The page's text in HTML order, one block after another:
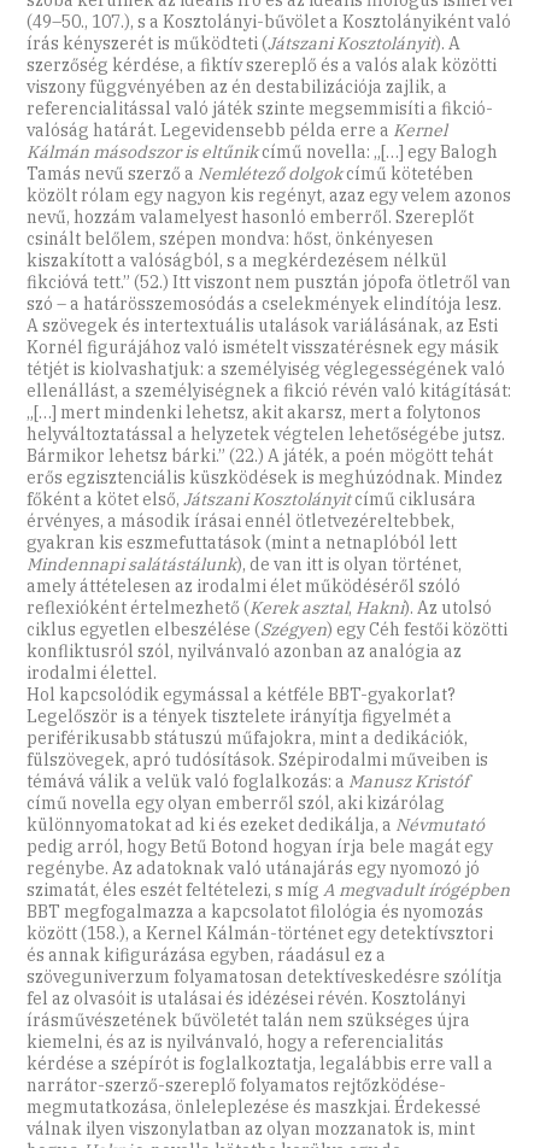
(49–50., 107.), s a Kosztolányi-bűvölet a Kosztolányiként való
írás kényszerét is működteti (Játszani Kosztolányit). A
szerzőség kérdése, a fiktív szereplő és a valós alak közötti
viszony függvényében az én destabilizációja zajlik, a
referencialitással való játék szinte megsemmisíti a fikció-
valóság határát. Legevidensebb példa erre a Kernel
Kálmán másodszor is eltűnikcímű novella: „[…] egy Balogh
Tamás nevű szerző a Nemlétező dolgokcímű kötetében
közölt rólam egy nagyon kis regényt, azaz egy velem azonos
nevű, hozzám valamelyest hasonló emberről. Szereplőt
csinált belőlem, szépen mondva: hőst, önkényesen
kiszakított a valóságból, s a megkérdezésem nélkül
fikcióvá tett.” (52.) Itt viszont nem pusztán jópofa ötletről van
szó – a határösszemosódás a cselekmények elindítója lesz.
A szövegek és intertextuális utalások variálásának, az Esti
Kornél figurájához való ismételt visszatérésnek egy másik
tétjét is kiolvashatjuk: a személyiség véglegességének való
ellenállást, a személyiségnek a fikció révén való kitágítását:
„[…] mert mindenki lehetsz, akit akarsz, mert a folytonos
helyváltoztatással a helyzetek végtelen lehetőségébe jutsz.
Bármikor lehetsz bárki.” (22.) A játék, a poén mögött tehát
erős egzisztenciális küszködések is meghúzódnak. Mindez
főként a kötet első,Játszani Kosztolányitcímű ciklusára
érvényes, a második írásai ennél ötletvezéreltebbek,
gyakran kis eszmefuttatások (mint a netnaplóból lett
Mindennapi salátástálunk), de van itt is olyan történet,
amely áttételesen az irodalmi élet működéséről szóló
reflexióként értelmezhető (Kerek asztal, Hakni). Az utolsó
ciklus egyetlen elbeszélése (Szégyen) egy Céh festői közötti
konfliktusról szól, nyilvánvaló azonban az analógia az
irodalmi élettel.
Hol kapcsolódik egymással a kétféle BBT-gyakorlat?
Legelőször is a tények tisztelete irányítja figyelmét a
periférikusabb státuszú műfajokra, mint a dedikációk,
fülszövegek, apró tudósítások. Szépirodalmi műveiben is
témává válik a velük való foglalkozás: a Manusz Kristóf
című novella egy olyan emberről szól, aki kizárólag
különnyomatokat ad ki és ezeket dedikálja, a Névmutató
pedig arról, hogy Betű Botond hogyan írja bele magát egy
regénybe. Az adatoknak való utánajárás egy nyomozó jó
szimatát, éles eszét feltételezi, s mígA megvadult írógépben
BBT megfogalmazza a kapcsolatot filológia és nyomozás
között (158.), a Kernel Kálmán-történet egy detektívsztori
és annak kifigurázása egyben, ráadásul ez a
szöveguniverzum folyamatosan detektíveskedésre szólítja
fel az olvasóit is utalásai és idézései révén. Kosztolányi
írásművészetének bűvöletét talán nem szükséges újra
kiemelni, és az is nyilvánvaló, hogy a referencialitás
kérdése a szépírót is foglalkoztatja, legalábbis erre vall a
narrátor-szerző-szereplő folyamatos rejtőzködése-
megmutatkozása, önleleplezése és maszkjai. Érdekessé
válnak ilyen viszonylatban az olyan mozzanatok is, mint